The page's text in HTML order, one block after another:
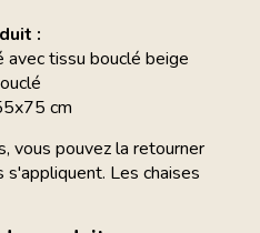
:
avec tissu bouclé beige
cm
vous pouvez la retourner
Les chaises